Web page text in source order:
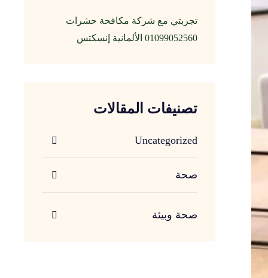
تجربتي مع شركة مكافحة حشرات
01099052560 الألمانية إنسكتس
تصنيفات المقالات
Uncategorized
صحة
صحة وبيئة